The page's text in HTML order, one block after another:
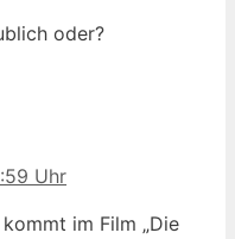
oder?
Uhr
im Film „Die